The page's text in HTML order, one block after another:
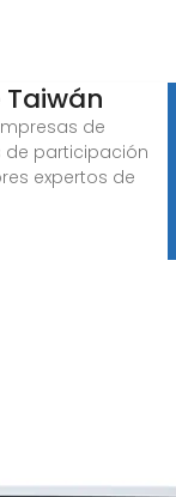
de
de participación
expertos de